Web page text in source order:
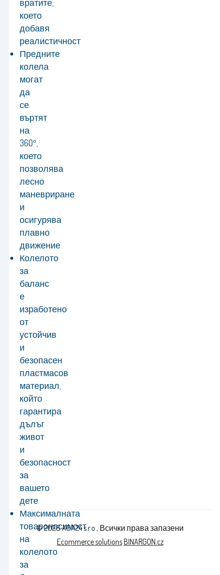
вратите,
което
добавя
реалистичност
Предните
колела
могат
да
се
въртят
на
360º,
което
позволява
лесно
маневриране
и
осигурява
плавно
движение
Колелото
за
баланс
е
изработено
от
устойчив
и
безопасен
пластмасов
материал,
който
гарантира
дълъг
живот
и
безопасност
за
вашето
дете
Максималната
товароносимост
на
колелото
за
© 2026 AGA24 s.r.o., Всички права запазени
Ecommerce solutionsBINARGON.cz